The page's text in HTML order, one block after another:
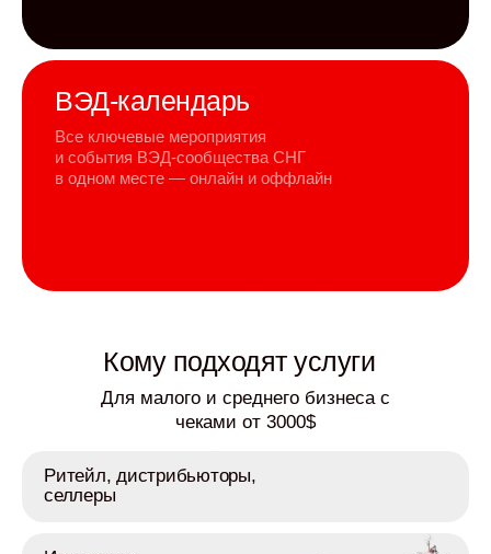
ВЭД-календарь
Все ключевые мероприятия
и события ВЭД-сообщества СНГ
в одном месте — онлайн и оффлайн
Кому подходят услуги
Для малого и среднего бизнеса с
чеками от 3000$
Ритейл, дистрибьюторы,
селлеры